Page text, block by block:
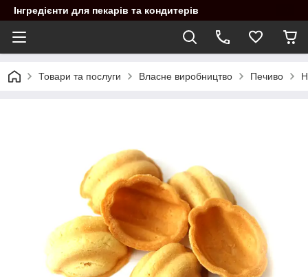
Інгредієнти для пекарів та кондитерів
Товари та послуги Власне виробництво Печиво